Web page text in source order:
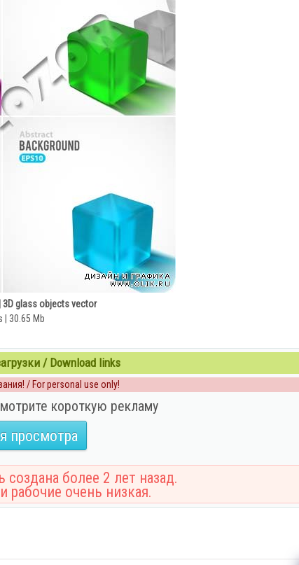
3D glass objects vector
| 30.65 Mb
/ Download links
/ For personal use only!
короткую рекламу
просмотра
создана более 2 лет назад.
рабочие очень низкая.